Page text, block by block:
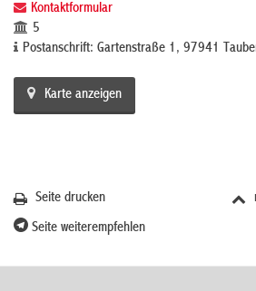
Kontaktformular
5
Postanschrift: Gartenstraße 1, 97941
Karte anzeigen
Seite drucken
Seite weiterempfehlen